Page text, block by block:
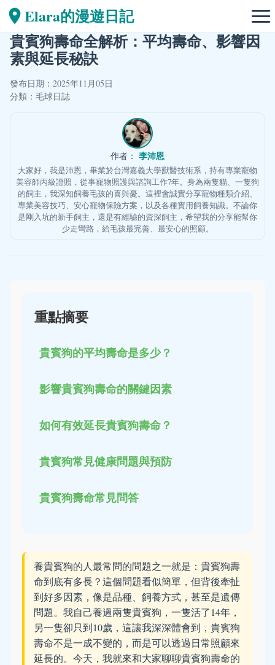
Elara的漫遊日記
貴賓狗壽命全解析：平均壽命、影響因
素與延長秘訣
發布日期：2025年11月05日
分類： 毛球日誌
作者： 李沛恩
大家好，我是沛恩，畢業於台灣嘉義大學獸醫技術系，持有專業寵物
美容師丙級證照，從事寵物照護與諮詢工作7年。身為兩隻貓、一隻狗
的飼主，我深知飼養毛孩的喜與憂。這裡會誠實分享寵物種類介紹、
專業美容技巧、安心寵物保險方案，以及各種實用飼養知識。不論你
是剛入坑的新手飼主，還是有經驗的資深飼主，希望我的分享能幫你
少走彎路，給毛孩最完善、最安心的照顧。
重點摘要
貴賓狗的平均壽命是多少？
影響貴賓狗壽命的關鍵因素
如何有效延長貴賓狗壽命？
貴賓狗常見健康問題與預防
貴賓狗壽命常見問答
養貴賓狗的人最常問的問題之一就是：貴賓狗壽
命到底有多長？這個問題看似簡單，但背後牽扯
到好多因素，像是品種、飼養方式，甚至是遺傳
問題。我自己養過兩隻貴賓狗，一隻活了14年，
另一隻卻只到10歲，這讓我深深體會到，貴賓狗
壽命不是一成不變的，而是可以透過日常照顧來
延長的。今天，我就來和大家聊聊貴賓狗壽命的